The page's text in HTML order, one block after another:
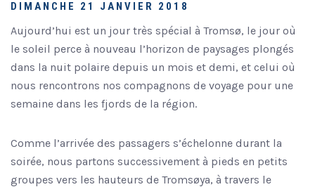
DIMANCHE 21 JANVIER 2018
Aujourd’hui est un jour très spécial à Tromsø, le jour où
le soleil perce à nouveau l’horizon de paysages plongés
dans la nuit polaire depuis un mois et demi, et celui où
nous rencontrons nos compagnons de voyage pour une
semaine dans les fjords de la région.
Comme l’arrivée des passagers s’échelonne durant la
soirée, nous partons successivement à pieds en petits
groupes vers les hauteurs de Tromsøya, à travers le